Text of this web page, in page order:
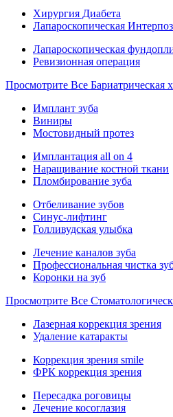
Хирургия Диабета
Лапароскопическая
Лапароскопическая
Ревизионная операция
Просмотрите Все Бариатрическая
Имплант зуба
Виниры
Мостовидный протез
Имплантация all on 4
Наращивание костной ткани
Пломбирование зуба
Отбеливание зубов
Синус-лифтинг
Голливудская улыбка
Лечение каналов зуба
Профессиональная чистка
Коронки на зуб
Просмотрите Все
Лазерная коррекция зрения
Удаление катаракты
Коррекция зрения smile
ФРК коррекция зрения
Пересадка роговицы
Лечение косоглазия